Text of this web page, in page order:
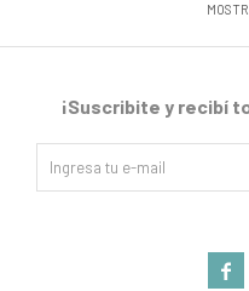
¡Suscribite y recibí
